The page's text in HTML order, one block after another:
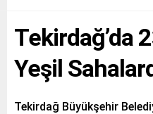
Tekirdağ’da
Yeşil
Tekirdağ Büyükşehir